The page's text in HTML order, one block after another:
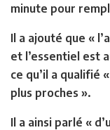
minute pour
Il a ajouté que «
et l’essentiel est
ce qu’il a qualifié
plus proches ».
Il a ainsi parlé «